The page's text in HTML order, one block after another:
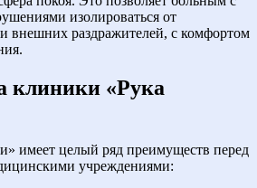
изолироваться от
внешних раздражителей, с комфортом
клиники «Рука
имеет целый ряд преимуществ перед
учреждениями: